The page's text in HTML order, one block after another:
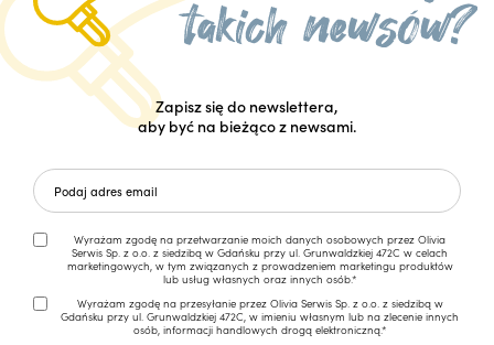
Zapisz się do newslettera,
aby być na bieżąco z newsami.
Wyrażam zgodę na przetwarzanie moich danych osobowych przez Olivia
Serwis Sp. z o.o. z siedzibą w Gdańsku przy ul. Grunwaldzkiej 472C w celach
marketingowych, w tym związanych z prowadzeniem marketingu produktów
lub usług własnych oraz innych osób.*
Wyrażam zgodę na przesyłanie przez Olivia Serwis Sp. z o.o. z siedzibą w
Gdańsku przy ul. Grunwaldzkiej 472C, w imieniu własnym lub na zlecenie innych
osób, informacji handlowych drogą elektroniczną.*